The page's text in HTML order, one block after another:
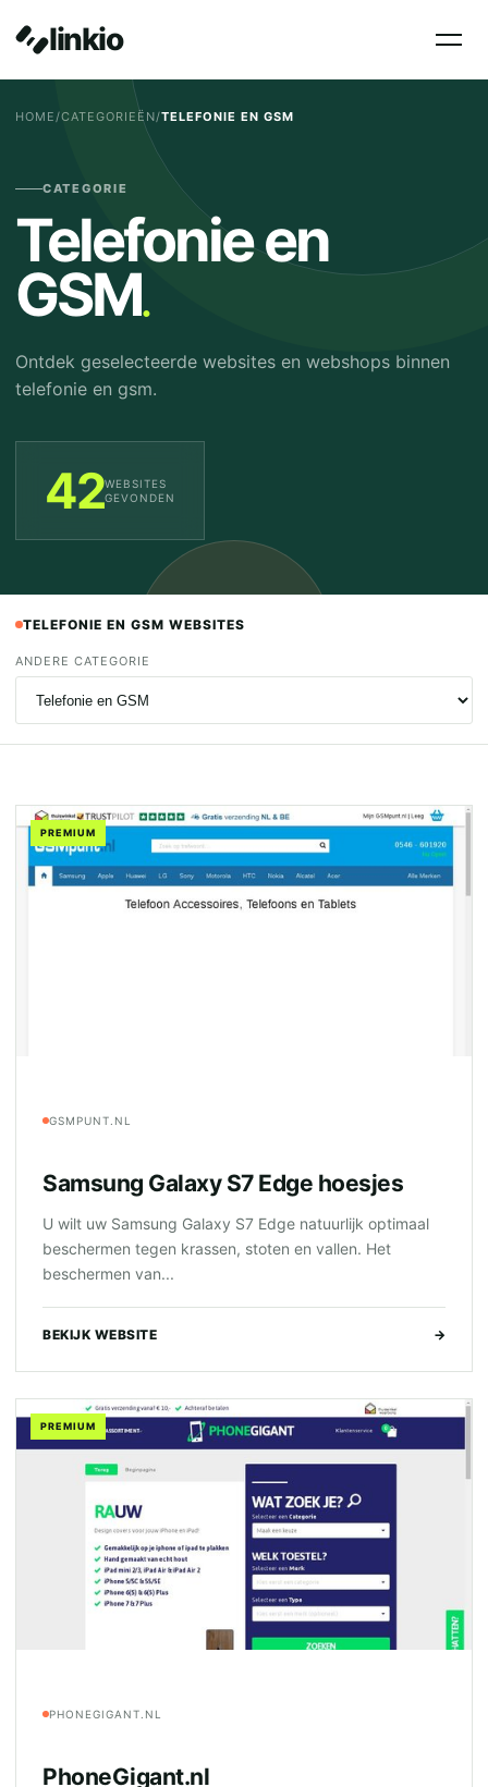
linkio
HOME/CATEGORIEËN/TELEFONIE EN GSM
CATEGORIE
Telefonie en
GSM.
Ontdek geselecteerde websites en webshops binnen
telefonie en gsm.
42WEBSITES
GEVONDEN
TELEFONIE EN GSM WEBSITES
ANDERE CATEGORIE
PREMIUM
GSMPUNT.NL
Samsung Galaxy S7 Edge hoesjes
U wilt uw Samsung Galaxy S7 Edge natuurlijk optimaal
beschermen tegen krassen, stoten en vallen. Het
beschermen van...
BEKIJK WEBSITE →
PREMIUM
PHONEGIGANT.NL
PhoneGigant.nl